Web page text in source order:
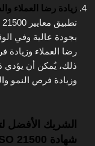
زيادة رضا العملاء
بجودة عالية وفي
رضا العملاء وزيادة
ذلك، يُمكن أن
وزيادة فرص النمو
الشريك الأفضل
شهادة ISO 21500